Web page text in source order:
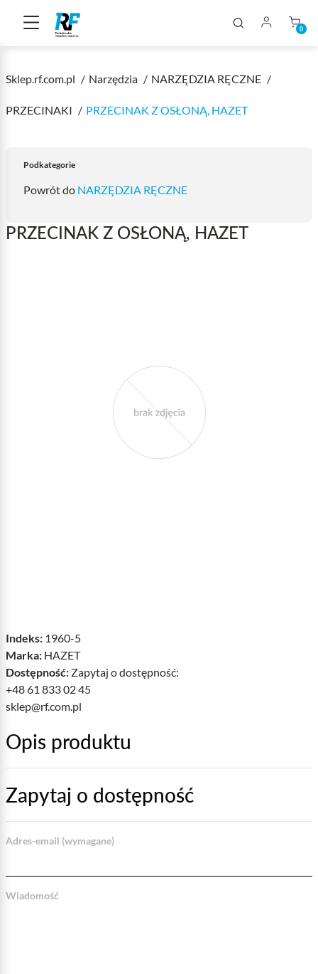
0
Sklep.rf.com.pl Narzędzia NARZĘDZIA RĘCZNE
PRZECINAKI PRZECINAK Z OSŁONĄ, HAZET
Podkategorie
Powrót do NARZĘDZIA RĘCZNE
PRZECINAK Z OSŁONĄ, HAZET
Indeks: 1960-5
Marka: HAZET
Dostępność: Zapytaj o dostępność:
+48 61 833 02 45
sklep@rf.com.pl
Opis produktu
Zapytaj o dostępność
Adres-email (wymagane)
Wiadomość